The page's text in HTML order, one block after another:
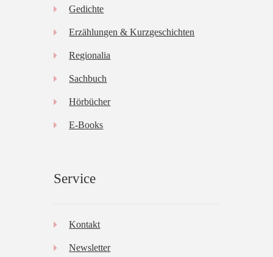
Gedichte
Erzählungen & Kurzgeschichten
Regionalia
Sachbuch
Hörbücher
E-Books
Service
Kontakt
Newsletter